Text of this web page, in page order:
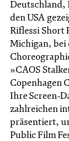
Deutschland,
den USA
Riflessi Short
Michigan, bei
»CAOS
Copenhagen
Ihre Screen-
zahlreichen
präsentiert,
Public Film